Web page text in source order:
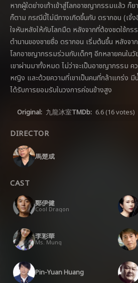
หากผู้ใดย่างเท้าเข้าสู่โลกอาชญากรรมแล้ว ก็
ก็ตาม กรณีนี้ไม่มีทางเกิดขึ้นกับ ดรากอน (เจิ้
ใจหันหลังให้กับโลกมืด หลังจากที่ต้องชดใช้กร
ตำนานของชายชื่อ ดรากอน เริ่มต้นขึ้น หลังจาก
โลกอาชญากรรมร่วมกับเด็กๆ อีกหลายคนในวั
เขาผ่านมาทั้งหมด ไม่ว่าจะเป็นอาชญากรรม
หญิง และด้วยความที่เขาเป็นคนที่กล้าแกร่ง มีน้
ได้รับการยอมรับในวงการค่อนข้างสูง
Original: 九龍冰室TMDb: 6.6 (16 votes)
DIRECTOR
馬楚成
CAST
鄭伊健
Cool Dragon
李彩華
Ms. Mung
Pin-Yuan Huang